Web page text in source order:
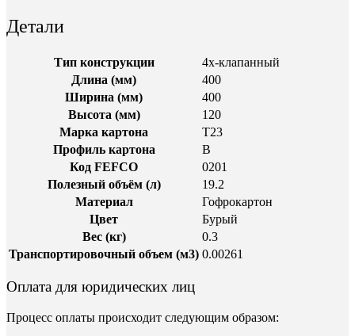
Детали
Тип конструкции
4х-клапанный
Длина (мм)
400
Ширина (мм)
400
Высота (мм)
120
Марка картона
Т23
Профиль картона
B
Код FEFCO
0201
Полезный объём (л)
19.2
Материал
Гофрокартон
Цвет
Бурый
Вес (кг)
0.3
Транспортировочный объем (м3) 0.00261
Оплата для юридических лиц
Процесс оплаты происходит следующим образом: